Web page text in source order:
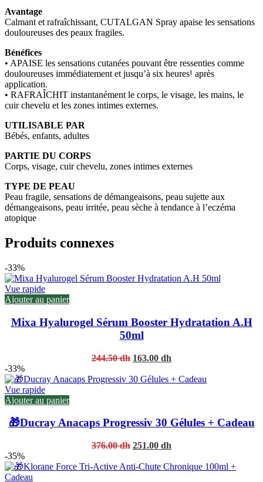
Avantage
Calmant et rafraîchissant, CUTALGAN Spray apaise les sensations
douloureuses des peaux fragiles.
Bénéfices
• APAISE les sensations cutanées pouvant être ressenties comme
douloureuses immédiatement et jusqu’à six heures¹ après
application.
• RAFRAÎCHIT instantanément le corps, le visage, les mains, le
cuir chevelu et les zones intimes externes.
UTILISABLE PAR
Bébés, enfants, adultes
PARTIE DU CORPS
Corps, visage, cuir chevelu, zones intimes externes
TYPE DE PEAU
Peau fragile, sensations de démangeaisons, peau sujette aux
démangeaisons, peau irritée, peau sèche à tendance à l’eczéma
atopique
Produits connexes
-33%
Vue rapide
Ajouter au panier
Mixa Hyalurogel Sérum Booster Hydratation A.H
50ml
244.50dh Original
was:
163.00 dh
is:
-33%
Vue rapide
Ajouter au panier
🎁Ducray Anacaps Progressiv 30 Gélules + Cadeau
376.00dh Original
was:
251.00 dh
is:
-35%